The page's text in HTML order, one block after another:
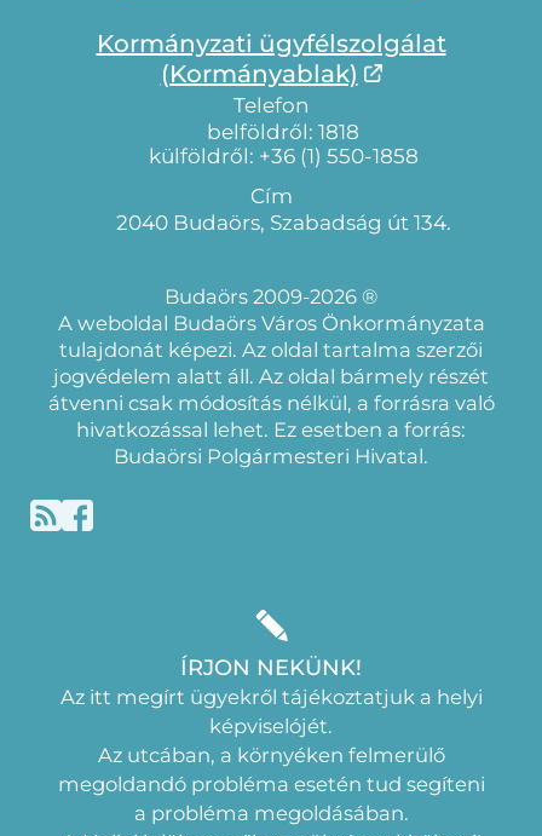
Kormányzati ügyfélszolgálat
(Kormányablak)
Telefon
belföldről: 1818
külföldről: +36 (1) 550-1858
Cím
2040 Budaörs, Szabadság út 134.
Budaörs 2009-2026 ®
A weboldal Budaörs Város Önkormányzata
tulajdonát képezi. Az oldal tartalma szerzői
jogvédelem alatt áll. Az oldal bármely részét
átvenni csak módosítás nélkül, a forrásra való
hivatkozással lehet. Ez esetben a forrás:
Budaörsi Polgármesteri Hivatal.
ÍRJON NEKÜNK!
Az itt megírt ügyekről tájékoztatjuk a helyi
képviselójét.
Az utcában, a környéken felmerülő
megoldandó probléma esetén tud segíteni
a probléma megoldásában.